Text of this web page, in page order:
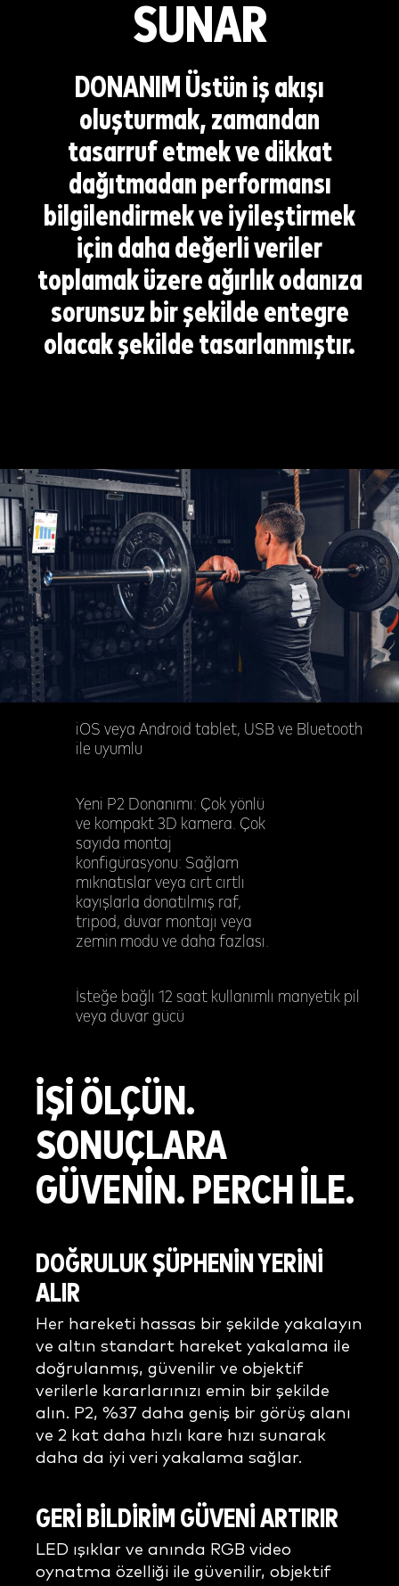
SUNAR
DONANIM Üstün iş akışı
oluşturmak, zamandan
tasarruf etmek ve dikkat
dağıtmadan performansı
bilgilendirmek ve iyileştirmek
için daha değerli veriler
toplamak üzere ağırlık odanıza
sorunsuz bir şekilde entegre
olacak şekilde tasarlanmıştır.
iOS veya Android tablet, USB ve Bluetooth
ile uyumlu
Yeni P2 Donanımı: Çok yönlü
ve kompakt 3D kamera. Çok
sayıda montaj
konfigürasyonu: Sağlam
mıknatıslar veya cırt cırtlı
kayışlarla donatılmış raf,
tripod, duvar montajı veya
zemin modu ve daha fazlası.
İsteğe bağlı 12 saat kullanımlı manyetik pil
veya duvar gücü
İŞİ ÖLÇÜN.
SONUÇLARA
GÜVENİN. PERCH İLE.
DOĞRULUK ŞÜPHENİN YERİNİ
ALIR
Her hareketi hassas bir şekilde yakalayın
ve altın standart hareket yakalama ile
doğrulanmış, güvenilir ve objektif
verilerle kararlarınızı emin bir şekilde
alın. P2, %37 daha geniş bir görüş alanı
ve 2 kat daha hızlı kare hızı sunarak
daha da iyi veri yakalama sağlar.
GERİ BİLDİRİM GÜVENİ ARTIRIR
LED ışıklar ve anında RGB video
oynatma özelliği ile güvenilir, objektif